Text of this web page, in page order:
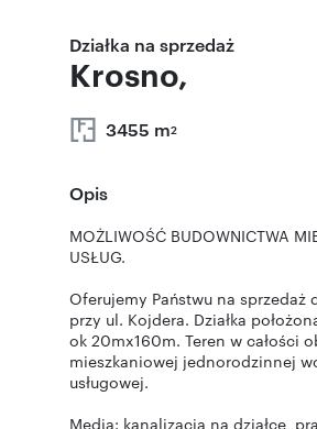
Działka na sprzedaż
Krosno,
3455 m2
Opis
MOŻLIWOŚĆ BUDOWNICTWA
USŁUG.
Oferujemy Państwu na sprzedaż
przy ul. Kojdera. Działka
ok 20mx160m. Teren w całości
mieszkaniowej jednorodzinnej
usługowej.
Media: kanalizacja na działce,